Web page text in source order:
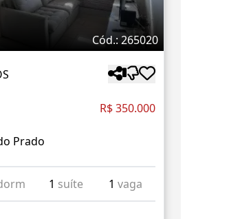
Cód.: 265020
R$ 350.000
Prado
1 suíte 1vaga